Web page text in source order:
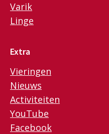
Varik
Linge
Extra
Vieringen
Nieuws
Activiteiten
YouTube
Facebook